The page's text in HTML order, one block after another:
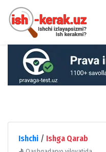
Ishchi / Ishga Qarab